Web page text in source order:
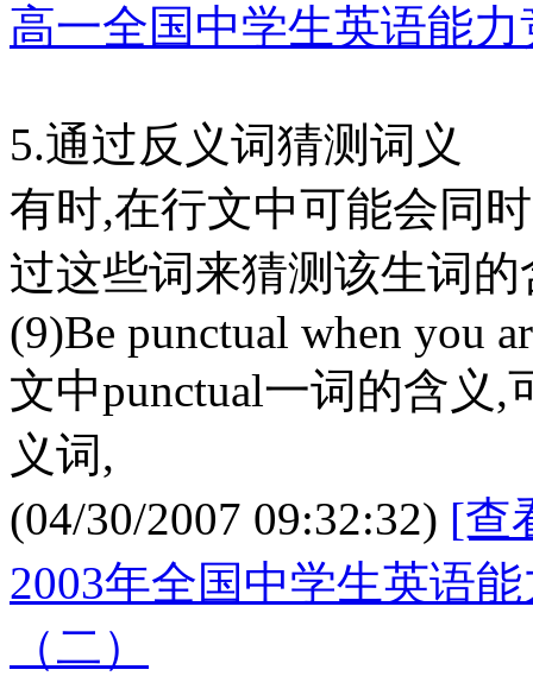
高一全国中学生英语能
5.通过反义词猜测词义
有时,在行文中可能会同
过这些词来猜测该生词
(9)Be punctual when you
文中punctual一词的含义
义词,
(04/30/2007 09:32:32) [查
2003年全国中学生英语
（二）